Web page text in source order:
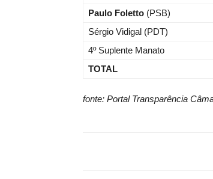
Paulo Foletto (PSB)
Sérgio Vidigal (PDT)
4º Suplente Manato
TOTAL
fonte: Portal Transparência